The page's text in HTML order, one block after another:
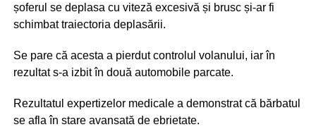
șoferul se deplasa cu viteză excesivă și brusc și-ar fi
schimbat traiectoria deplasării.
Se pare că acesta a pierdut controlul volanului, iar în
rezultat s-a izbit în două automobile parcate.
Rezultatul expertizelor medicale a demonstrat că bărbatul
se afla în stare avansată de ebrietate.